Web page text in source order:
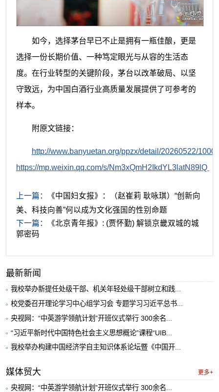
如今，选择茅台早已不止是拥有一瓶佳酿，更是
选择一份长期价值、一种笃定眼光与从容的生活态
度。在行业转型的关键阶段，茅台以改革破局、以坚
守致远，为中国白酒行业高质量发展提供了可参考的
样本。
附原文链接：
http://www.banyuetan.org/ppzx/detail/20260522/
https://mp.weixin.qq.com/s/Nm3xQmH2IkdYL3latN89lQ
上一篇：
《中国妇女报》：（赵崔莉 耿咏琪）“创新向
美、科技向善”何以成为文化强国的性别命题
下一篇：
《北京青年报》: (贾怀勤) 解锁京畿双城的城
郭密码
最新新闻
我校举办新提任处级干部、机关年轻处级干部树立和践...
校党委召开理论学习中心组学习会 专题学习习近平总书...
央视网：“中英游学领航计划”开班仪式举行 300余名...
“习近平新时代中国特色社会主义思想概论”课程“UIB...
我校举办构建中国经济学自主知识体系论坛暨《中国开...
媒体贸大 更多+
央视网：“中英游学领航计划”开班仪式举行 300余名...